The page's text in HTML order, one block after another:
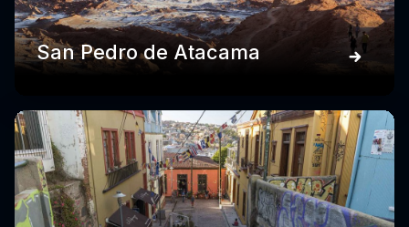
San Pedro de Atacama